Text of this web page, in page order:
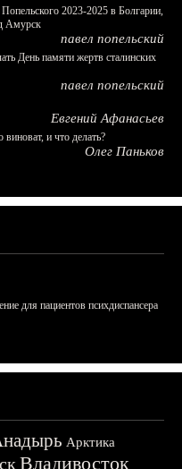
2023-2025 в Болгарии,
Амурск
павел попельский
День памяти жертв сталинских
павел попельский
Евгений Афанасьев
и что делать?
Олег Паньков
для пациентов психдиспансера
Арктика
Владивосток